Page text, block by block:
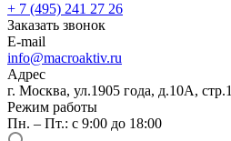
+ 7 (495) 241 27 26
Заказать звонок
E-mail
info@macroaktiv.ru
Адрес
г. Москва, ул.1905 года, д.10А, стр.1
Режим работы
Пн. – Пт.: с 9:00 до 18:00